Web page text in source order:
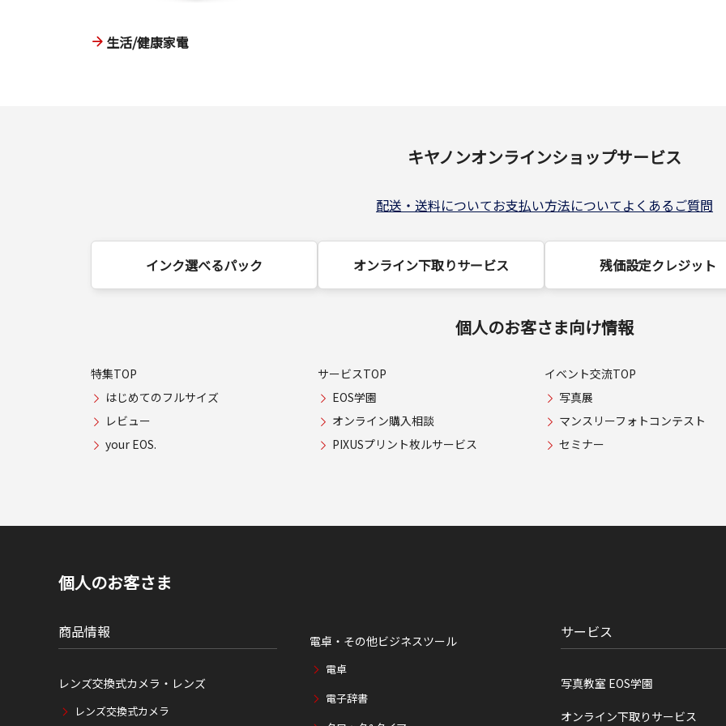
生活/健康家電
キヤノンオンラインショップサービス
配送・送料についてお支払い方法についてよくあるご質問
インク選べるパック オンライン下取りサービス 残価設定クレジット
個人のお客さま向け情報
特集TOP
はじめてのフルサイズ
レビュー
your EOS.
サービスTOP
EOS学園
オンライン購入相談
PIXUSプリント枚ルサービス
イベント交流TOP
写真展
マンスリーフォトコンテスト
セミナー
個人のお客さま
商品情報
レンズ交換式カメラ・レンズ
レンズ交換式カメラ
電卓・その他ビジネスツール
電卓
電子辞書
サービス
写真教室 EOS学園
オンライン下取りサービス